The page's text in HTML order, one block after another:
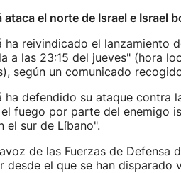
ataca el norte de Israel e Israel
ha reivindicado el lanzamiento
a las 23:15 del jueves" (hora
según un comunicado
ha defendido su ataque contra
fuego por parte del enemigo
el sur de Líbano".
de las Fuerzas de Defensa
desde el que se han disparado